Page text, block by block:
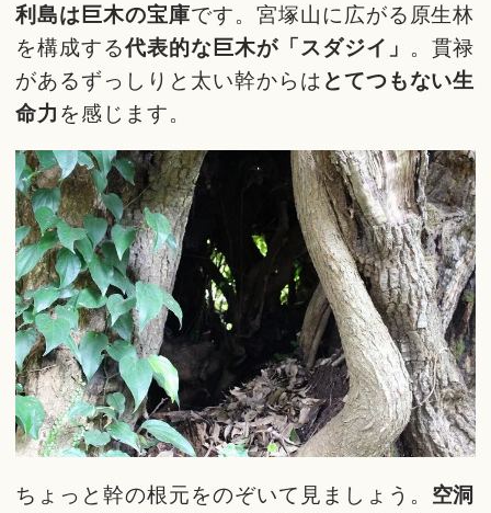
利島は巨木の宝庫です。宮塚山に広がる原生林
を構成する代表的な巨木が「スダジイ」 。貫禄
があるずっしりと太い幹からは とてつもない生
命力 を感じます。
ちょっと幹の根元をのぞいて見ましょう。 空洞